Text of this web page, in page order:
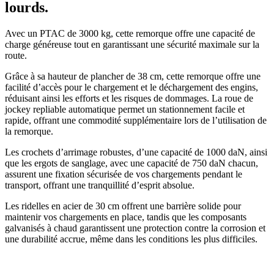
lourds.
Avec un PTAC de 3000 kg, cette remorque offre une capacité de
charge généreuse tout en garantissant une sécurité maximale sur la
route.
Grâce à sa hauteur de plancher de 38 cm, cette remorque offre une
facilité d’accès pour le chargement et le déchargement des engins,
réduisant ainsi les efforts et les risques de dommages. La roue de
jockey repliable automatique permet un stationnement facile et
rapide, offrant une commodité supplémentaire lors de l’utilisation de
la remorque.
Les crochets d’arrimage robustes, d’une capacité de 1000 daN, ainsi
que les ergots de sanglage, avec une capacité de 750 daN chacun,
assurent une fixation sécurisée de vos chargements pendant le
transport, offrant une tranquillité d’esprit absolue.
Les ridelles en acier de 30 cm offrent une barrière solide pour
maintenir vos chargements en place, tandis que les composants
galvanisés à chaud garantissent une protection contre la corrosion et
une durabilité accrue, même dans les conditions les plus difficiles.